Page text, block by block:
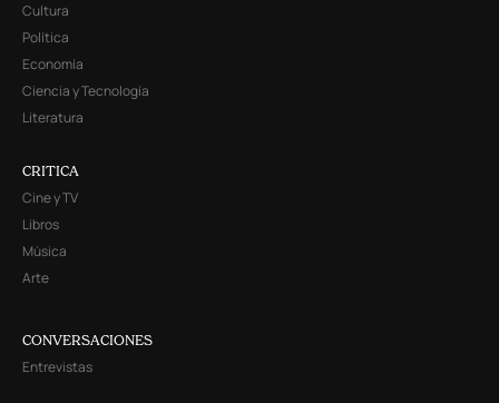
Cultura
Política
Economía
Ciencia y Tecnología
Literatura
CRITICA
Cine y TV
Libros
Música
Arte
CONVERSACIONES
Entrevistas